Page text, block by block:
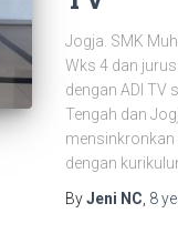
Jogja. SMK
Wks 4 dan
dengan ADI TV
Tengah dan
dengan
ByJeni NC 8